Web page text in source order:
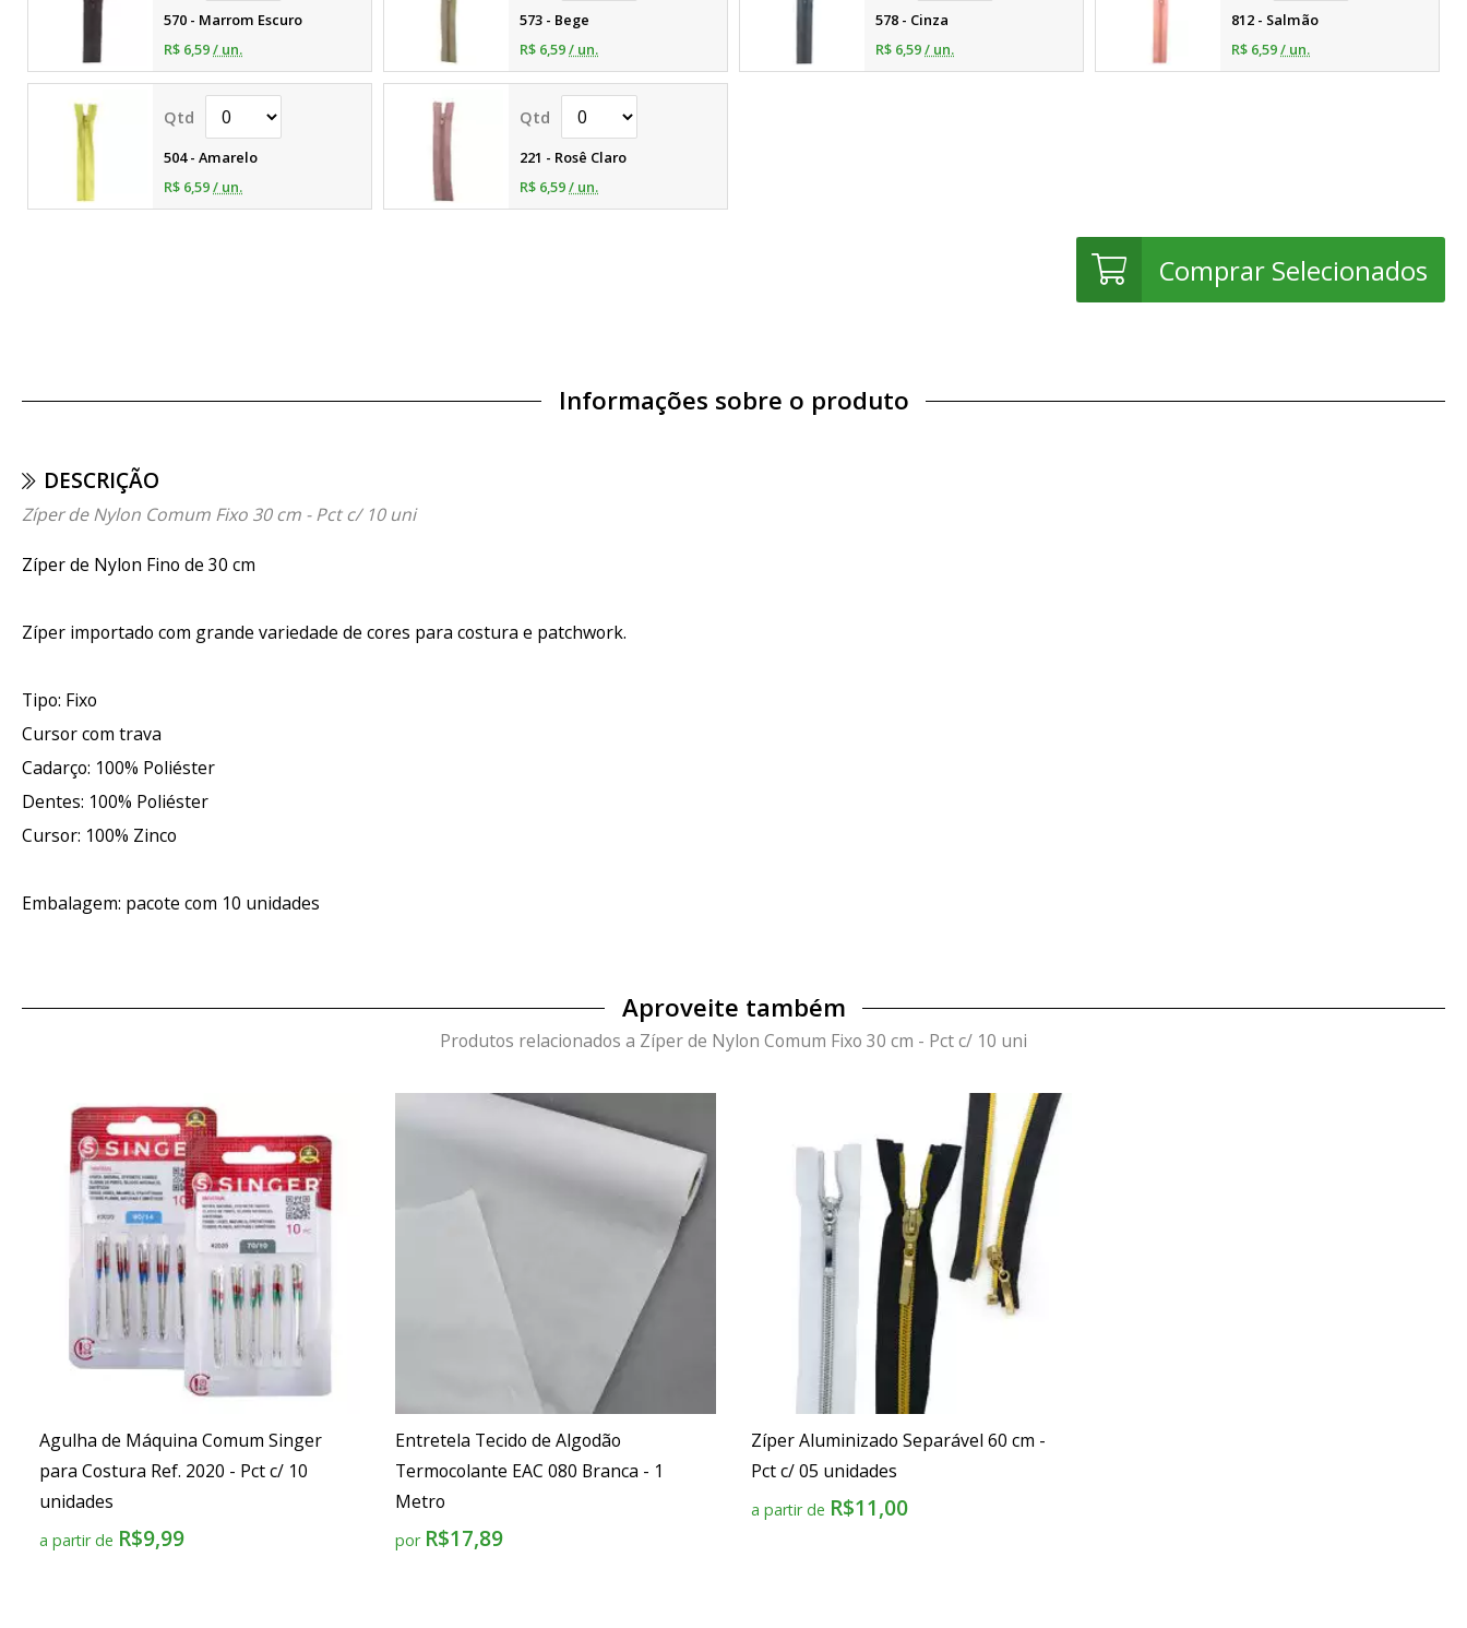
570 - Marrom Escuro
R$ 6,59/ un.
573 - Bege
R$ 6,59/ un.
578 - Cinza
R$ 6,59/ un.
812 - Salmão
R$ 6,59/ un.
504 - Amarelo
R$ 6,59/ un.
221 - Rosê Claro
R$ 6,59/ un.
Comprar Selecionados
Informações sobre o produto
DESCRIÇÃO
Zíper de Nylon Comum Fixo 30 cm - Pct c/ 10 uni
Zíper de Nylon Fino de 30 cm
Zíper importado com grande variedade de cores para costura e patchwork.
Tipo: Fixo
Cursor com trava
Cadarço: 100% Poliéster
Dentes: 100% Poliéster
Cursor: 100% Zinco
Embalagem: pacote com 10 unidades
Aproveite também
Produtos relacionados a Zíper de Nylon Comum Fixo 30 cm - Pct c/ 10 uni
Agulha de Máquina Comum Singer
para Costura Ref. 2020 - Pct c/ 10
unidades
a partir de R$9,99
Entretela Tecido de Algodão
Termocolante EAC 080 Branca - 1
Metro
por R$17,89
Zíper Aluminizado Separável 60 cm -
Pct c/ 05 unidades
a partir de R$11,00